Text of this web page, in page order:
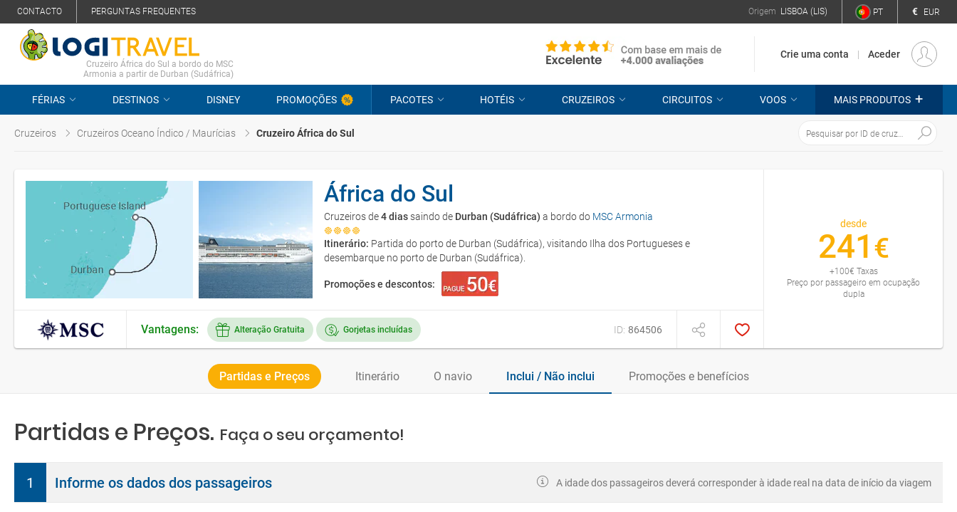
CONTACTO PERGUNTAS FREQUENTES Origem LISBOA (LIS) PT € EUR
Cruzeiro África do Sul a bordo do MSC
Armonia a partir de Durban (Sudáfrica)
Crie uma conta Aceder
FÉRIAS DESTINOS DISNEY PROMOÇÕES PACOTES HOTÉIS CRUZEIROS CIRCUITOS VOOS MAIS PRODUTOS +
Cruzeiros Cruzeiros Oceano Índico / Maurícias Cruzeiro África do Sul
África do Sul
Cruzeiros de4 dias saindo de Durban (Sudáfrica) a bordo do MSC Armonia
Itinerário: Partida do porto de Durban (Sudáfrica), visitando Ilha dos Portugueses e
desembarque no porto de Durban (Sudáfrica).
Promoções e descontos:
Vantagens: Alteração Gratuita Gorjetas incluídas ID: 864506
desde
241€
+100€ Taxas
Preço por passageiro em ocupação
dupla
Partidas e Preços Itinerário O navio Inclui / Não inclui Promoções e benefícios
Partidas e Preços. Faça o seu orçamento!
1 Informe os dados dos passageiros A idade dos passageiros deverá corresponder à idade real na data de início da viagem